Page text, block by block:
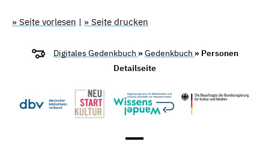
» Seite vorlesen | » Seite drucken
Digitales Gedenkbuch »Gedenkbuch » Personen
Detailseite